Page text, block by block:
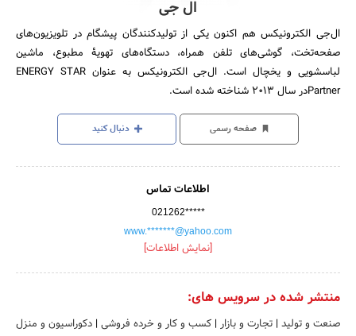
ال جی
ال‌جی الکترونیکس هم اکنون یکی از تولیدکنندگان پیشگام در تلویزیون‌های
صفحه‌تخت، گوشی‌های تلفن همراه، دستگاه‌های تهویۀ مطبوع، ماشین
لباسشویی و یخچال است. ال‌جی الکترونیکس به عنوان ENERGY STAR
Partnerدر سال 2013 شناخته شده است.
صفحه رسمی دنبال کنید
اطلاعات تماس
021262*****
www.*******@yahoo.com
[نمایش اطلاعات]
منتشر شده در سرویس های:
صنعت و تولید | تجارت و بازار | کسب و کار و خرده فروشی | دکوراسیون و منزل